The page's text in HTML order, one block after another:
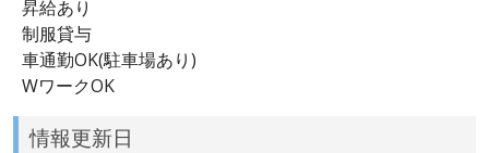
昇給あり
制服貸与
車通勤OK(駐車場あり)
WワークOK
情報更新日